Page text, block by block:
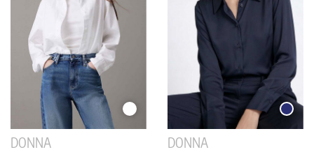
BIANCO
DONNA
BLU
DONNA